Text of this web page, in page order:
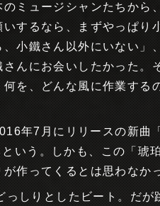
ミュージシャンたちから
するなら、まずやっぱり
小鐵さん以外にいない」
んにお会いしたかった。
を、どんな風に作業する
年7月にリリースの新曲「
いう。しかも、この「琥
作ってくるとは思わなか
しりとしたビート。だが